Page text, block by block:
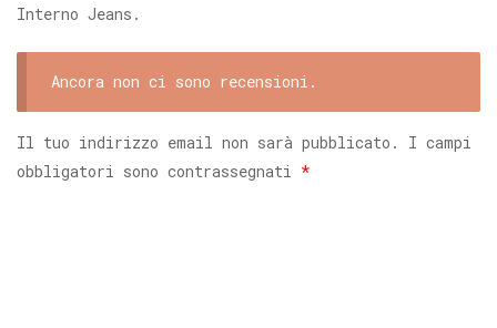
Interno Jeans.
Ancora non ci sono recensioni.
Il tuo indirizzo email non sarà pubblicato.
I campi
obbligatori sono contrassegnati *